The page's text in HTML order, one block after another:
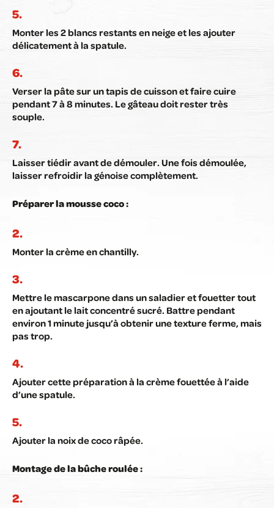
Monter les 2 blancs restants en neige et les ajouter
délicatement à la spatule.
Verser la pâte sur un tapis de cuisson et faire cuire
pendant 7 à 8 minutes. Le gâteau doit rester très
souple.
Laisser tiédir avant de démouler. Une fois démoulée,
laisser refroidir la génoise complètement.
Préparer la mousse coco :
Monter la crème en chantilly.
Mettre le mascarpone dans un saladier et fouetter tout
en ajoutant le lait concentré sucré. Battre pendant
environ 1 minute jusqu’à obtenir une texture ferme, mais
pas trop.
Ajouter cette préparation à la crème fouettée à l’aide
d’une spatule.
Ajouter la noix de coco râpée.
Montage de la bûche roulée :